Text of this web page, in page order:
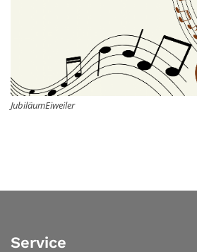
JubiläumEiweiler
Service